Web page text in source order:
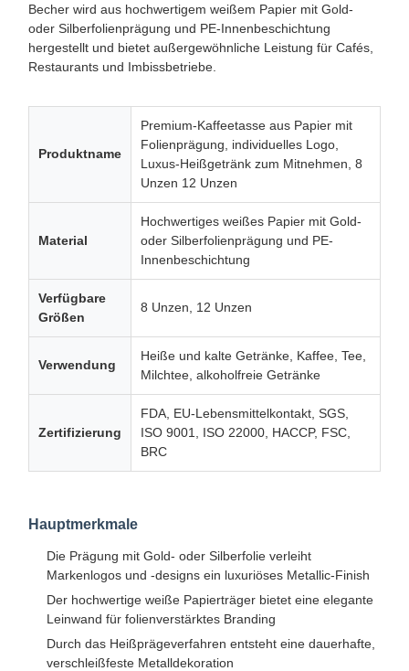
Becher wird aus hochwertigem weißem Papier mit Gold-
oder Silberfolienprägung und PE-Innenbeschichtung
hergestellt und bietet außergewöhnliche Leistung für Cafés,
Restaurants und Imbissbetriebe.
Produktname
Premium-Kaffeetasse aus Papier mit
Folienprägung, individuelles Logo,
Luxus-Heißgetränk zum Mitnehmen, 8
Unzen 12 Unzen
Material
Hochwertiges weißes Papier mit Gold-
oder Silberfolienprägung und PE-
Innenbeschichtung
Verfügbare
Größen
8 Unzen, 12 Unzen
Verwendung
Heiße und kalte Getränke, Kaffee, Tee,
Milchtee, alkoholfreie Getränke
Zertifizierung
FDA, EU-Lebensmittelkontakt, SGS,
ISO 9001, ISO 22000, HACCP, FSC,
BRC
Hauptmerkmale
Die Prägung mit Gold- oder Silberfolie verleiht
Markenlogos und -designs ein luxuriöses Metallic-Finish
Der hochwertige weiße Papierträger bietet eine elegante
Leinwand für folienverstärktes Branding
Durch das Heißprägeverfahren entsteht eine dauerhafte,
verschleißfeste Metalldekoration